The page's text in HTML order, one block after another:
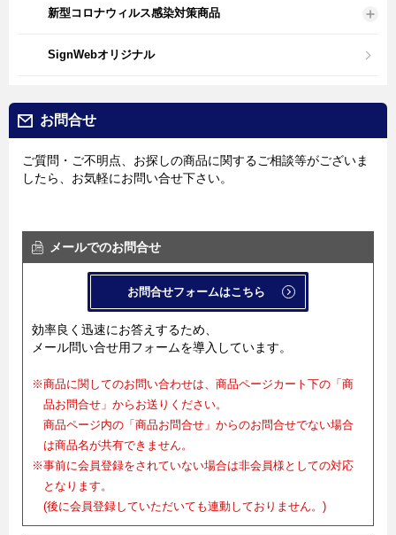
新型コロナウィルス感染対策商品
SignWebオリジナル
お問合せ
ご質問・ご不明点、お探しの商品に関するご相談等がございま
したら、お気軽にお問い合せ下さい。
メールでのお問合せ
お問合せフォームはこちら
効率良く迅速にお答えするため、
メール問い合せ用フォームを導入しています。
※商品に関してのお問い合わせは、商品ページカート下の「商
品お問合せ」からお送りください。
商品ページ内の「商品お問合せ」からのお問合せでない場合
は商品名が共有できません。
※事前に会員登録をされていない場合は非会員様としての対応
となります。
(後に会員登録していただいても連動しておりません。)